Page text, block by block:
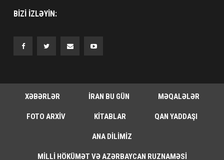
BIZI IZLƏYIN:
XƏBƏRLƏR İRAN BU GÜN MƏQALƏLƏR
FOTO ARXIV KITABLAR QAN YADDAŞI
ANA DILIMIZ
MILLI HÖKÜMƏT VƏ AZƏRBAYCAN RUZNAMƏSI